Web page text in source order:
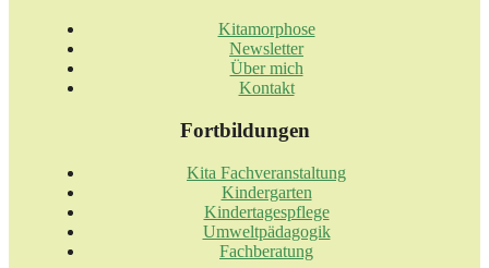
Kitamorphose
Newsletter
Über mich
Kontakt
Fortbildungen
Kita Fachveranstaltung
Kindergarten
Kindertagespflege
Umweltpädagogik
Fachberatung